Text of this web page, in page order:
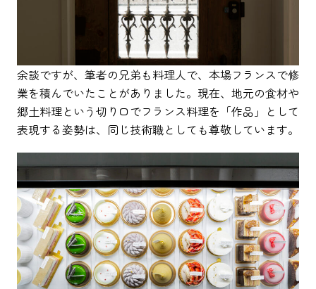
余談ですが、筆者の兄弟も料理人で、本場フランスで修
業を積んでいたことがありました。現在、地元の食材や
郷土料理という切り口でフランス料理を「作品」として
表現する姿勢は、同じ技術職としても尊敬しています。